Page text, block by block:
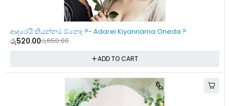
-20%
ආදරෙයි කියන්නම ඕනෙද ?- Adarei Kiyannama Oneda ?
රු650.00
රු520.00
ADD TO CART